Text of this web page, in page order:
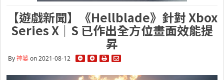
【遊戲新聞】《Hellblade》針對 Xbox
Series X｜S 已作出全方位畫面效能提
昇
By神婆on 2021-08-12